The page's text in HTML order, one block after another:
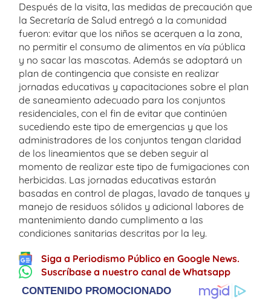
Después de la visita, las medidas de precaución que
la Secretaría de Salud entregó a la comunidad
fueron: evitar que los niños se acerquen a la zona,
no permitir el consumo de alimentos en vía pública
y no sacar las mascotas. Además se adoptará un
plan de contingencia que consiste en realizar
jornadas educativas y capacitaciones sobre el plan
de saneamiento adecuado para los conjuntos
residenciales, con el fin de evitar que continúen
sucediendo este tipo de emergencias y que los
administradores de los conjuntos tengan claridad
de los lineamientos que se deben seguir al
momento de realizar este tipo de fumigaciones con
herbicidas. Las jornadas educativas estarán
basadas en control de plagas, lavado de tanques y
manejo de residuos sólidos y adicional labores de
mantenimiento dando cumplimento a las
condiciones sanitarias descritas por la ley.
Siga a Periodismo Público en Google News.
Suscríbase a nuestro canal de Whatsapp